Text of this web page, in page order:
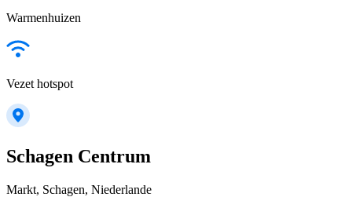
Warmenhuizen
Vezet hotspot
Schagen Centrum
Markt, Schagen, Niederlande